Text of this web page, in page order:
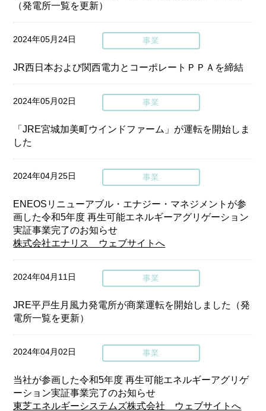
（発電所一覧を更新）
2024年05月24日 事業
JR西日本および関西電力とコーポレートＰＰＡを締結
2024年05月02日 事業
「JRE宮城加美町ウインドファーム」が運転を開始しま
した
2024年04月25日 事業
ENEOSリニューアブル・エナジー・マネジメントが参
画した令和5年度 再生可能エネルギーアグリゲーション
実証事業完了のお知らせ
株式会社エナリス ウェブサイトへ
2024年04月11日 事業
JRE平戸生月風力発電所が商業運転を開始しました（発
電所一覧を更新）
2024年04月02日 事業
当社が参画した令和5年度 再生可能エネルギーアグリゲ
ーション実証事業完了のお知らせ
東芝エネルギーシステムズ株式会社 ウェブサイトへ